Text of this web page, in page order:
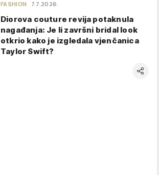
FASHION 7.7.2026.
Diorova couture revija potaknula
nagađanja: Je li završni bridal look
otkrio kako je izgledala vjenčanica
Taylor Swift?